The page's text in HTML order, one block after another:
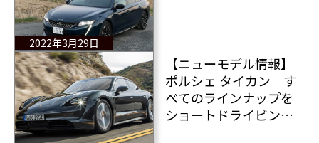
2022年3月29日
【ニューモデル情報】
ポルシェ タイカン す
べてのラインナップを
ショートドライビング